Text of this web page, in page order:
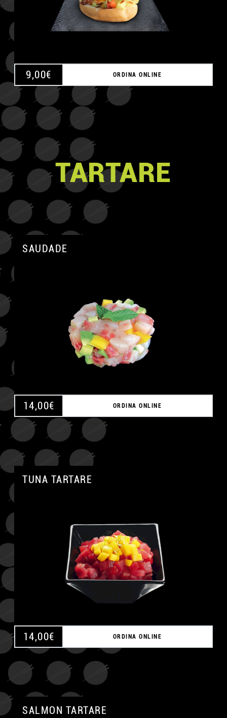
9,00€ ORDINA ONLINE
TARTARE
SAUDADE
14,00€ ORDINA ONLINE
TUNA TARTARE
14,00€ ORDINA ONLINE
SALMON TARTARE